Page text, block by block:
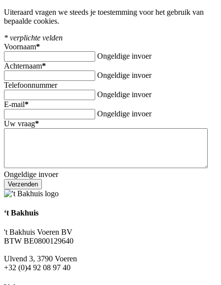
Uiteraard vragen we steeds je toestemming voor het gebruik van
bepaalde cookies.
* verplichte velden
Voornaam*
Ongeldige invoer
Achternaam*
Ongeldige invoer
Telefoonnummer
Ongeldige invoer
E-mail*
Ongeldige invoer
Uw vraag*
Ongeldige invoer
Verzenden
‘t Bakhuis
't Bakhuis Voeren BV
BTW BE0800129640
Ulvend 3, 3790 Voeren
+32 (0)4 92 08 97 40